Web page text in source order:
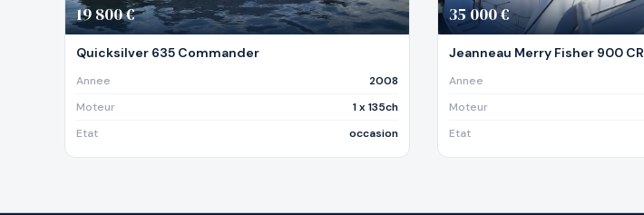
19 800 €
Quicksilver 635 Commander
Annee
2008
Moteur
1 x 135ch
Etat
occasion
35 000 €
Jeanneau Merry Fisher 900 CR
Annee
Moteur
Etat